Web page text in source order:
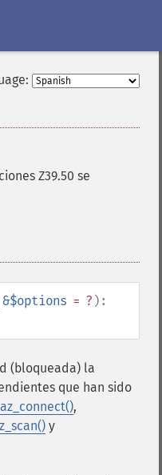
Z39.50 se
&$options = ? ):
(bloqueada) la
que han sido
,
y